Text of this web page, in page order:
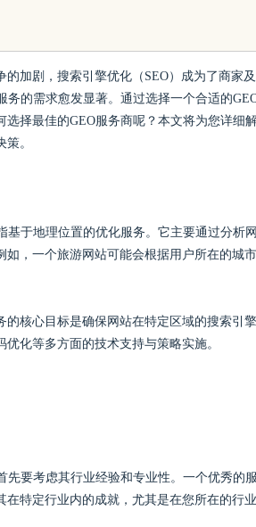
的加剧，搜索引擎优化（SEO）成为了商
务的需求愈发显著。通过选择一个合适的
选择最佳的GEO服务商呢？本文将为您详细
。
基于地理位置的优化服务。它主要通过分
如，一个旅游网站可能会根据用户所在的
的核心目标是确保网站在特定区域的搜索
化等多方面的技术支持与策略实施。
先要考虑其行业经验和专业性。一个优秀
在特定行业内的成就，尤其是在您所在的行